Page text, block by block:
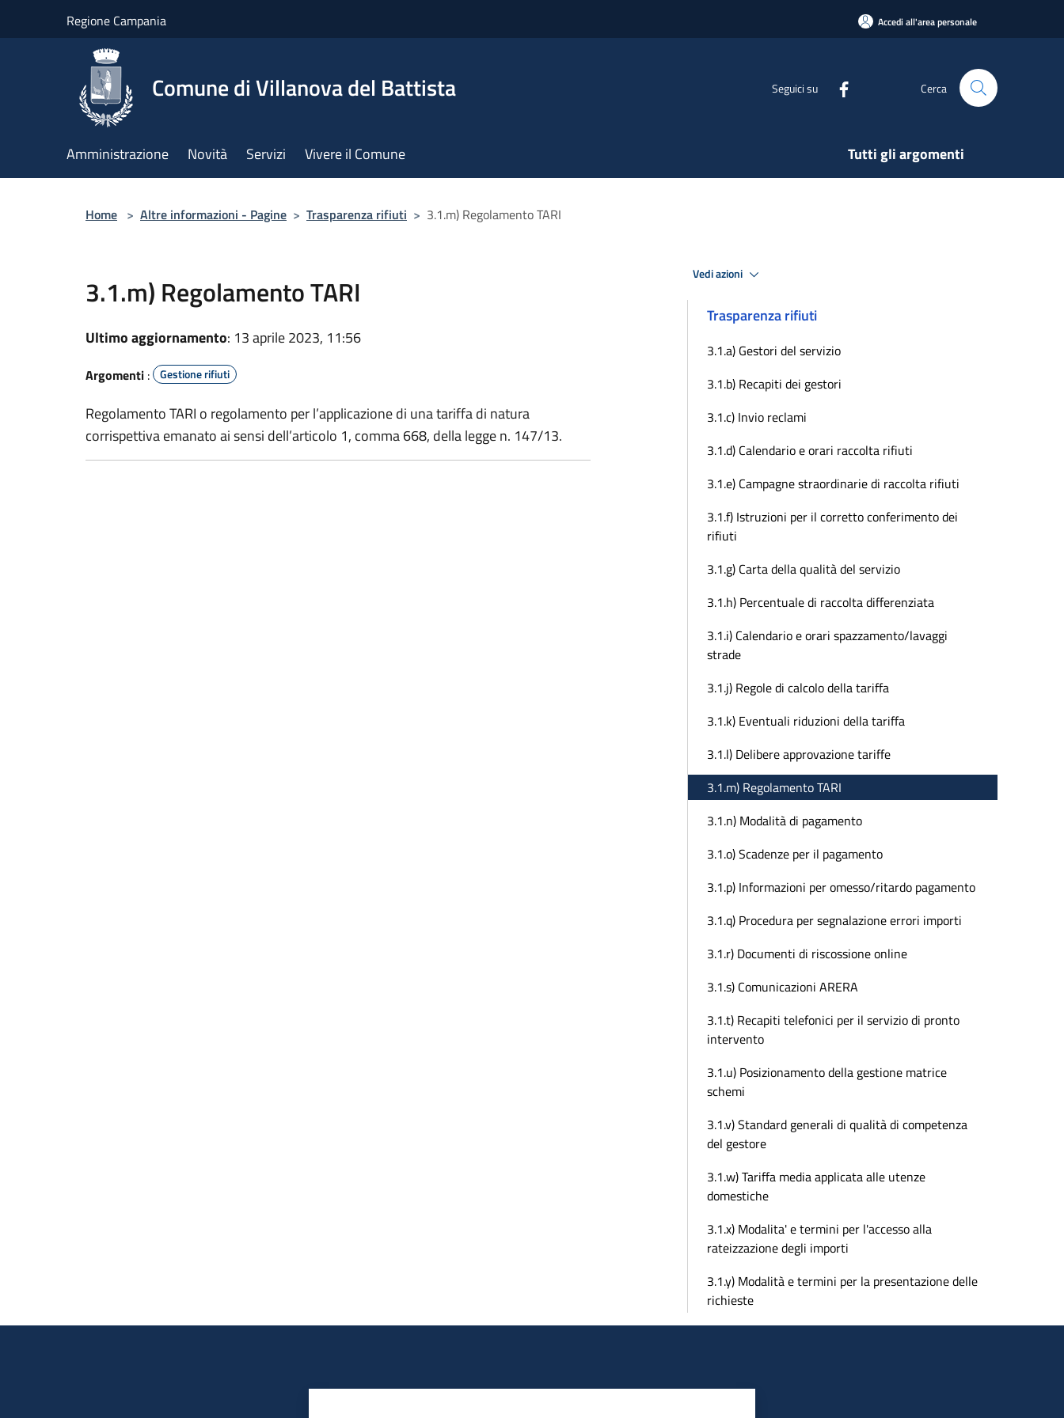
Regione Campania Accedi all'area personale
Comune di Villanova del Battista Seguici su Cerca
Amministrazione Novità Servizi Vivere il Comune Tutti gli argomenti
Home > Altre informazioni - Pagine > Trasparenza rifiuti > 3.1.m) Regolamento TARI
3.1.m) Regolamento TARI
Ultimo aggiornamento: 13 aprile 2023, 11:56
Argomenti : Gestione rifiuti
Regolamento TARI o regolamento per l’applicazione di una tariffa di natura
corrispettiva emanato ai sensi dell’articolo 1, comma 668, della legge n. 147/13.
Vedi azioni
Trasparenza rifiuti
3.1.a) Gestori del servizio
3.1.b) Recapiti dei gestori
3.1.c) Invio reclami
3.1.d) Calendario e orari raccolta rifiuti
3.1.e) Campagne straordinarie di raccolta rifiuti
3.1.f) Istruzioni per il corretto conferimento dei
rifiuti
3.1.g) Carta della qualità del servizio
3.1.h) Percentuale di raccolta differenziata
3.1.i) Calendario e orari spazzamento/lavaggi
strade
3.1.j) Regole di calcolo della tariffa
3.1.k) Eventuali riduzioni della tariffa
3.1.l) Delibere approvazione tariffe
3.1.m) Regolamento TARI
3.1.n) Modalità di pagamento
3.1.o) Scadenze per il pagamento
3.1.p) Informazioni per omesso/ritardo pagamento
3.1.q) Procedura per segnalazione errori importi
3.1.r) Documenti di riscossione online
3.1.s) Comunicazioni ARERA
3.1.t) Recapiti telefonici per il servizio di pronto
intervento
3.1.u) Posizionamento della gestione matrice
schemi
3.1.v) Standard generali di qualità di competenza
del gestore
3.1.w) Tariffa media applicata alle utenze
domestiche
3.1.x) Modalita' e termini per l'accesso alla
rateizzazione degli importi
3.1.y) Modalità e termini per la presentazione delle
richieste